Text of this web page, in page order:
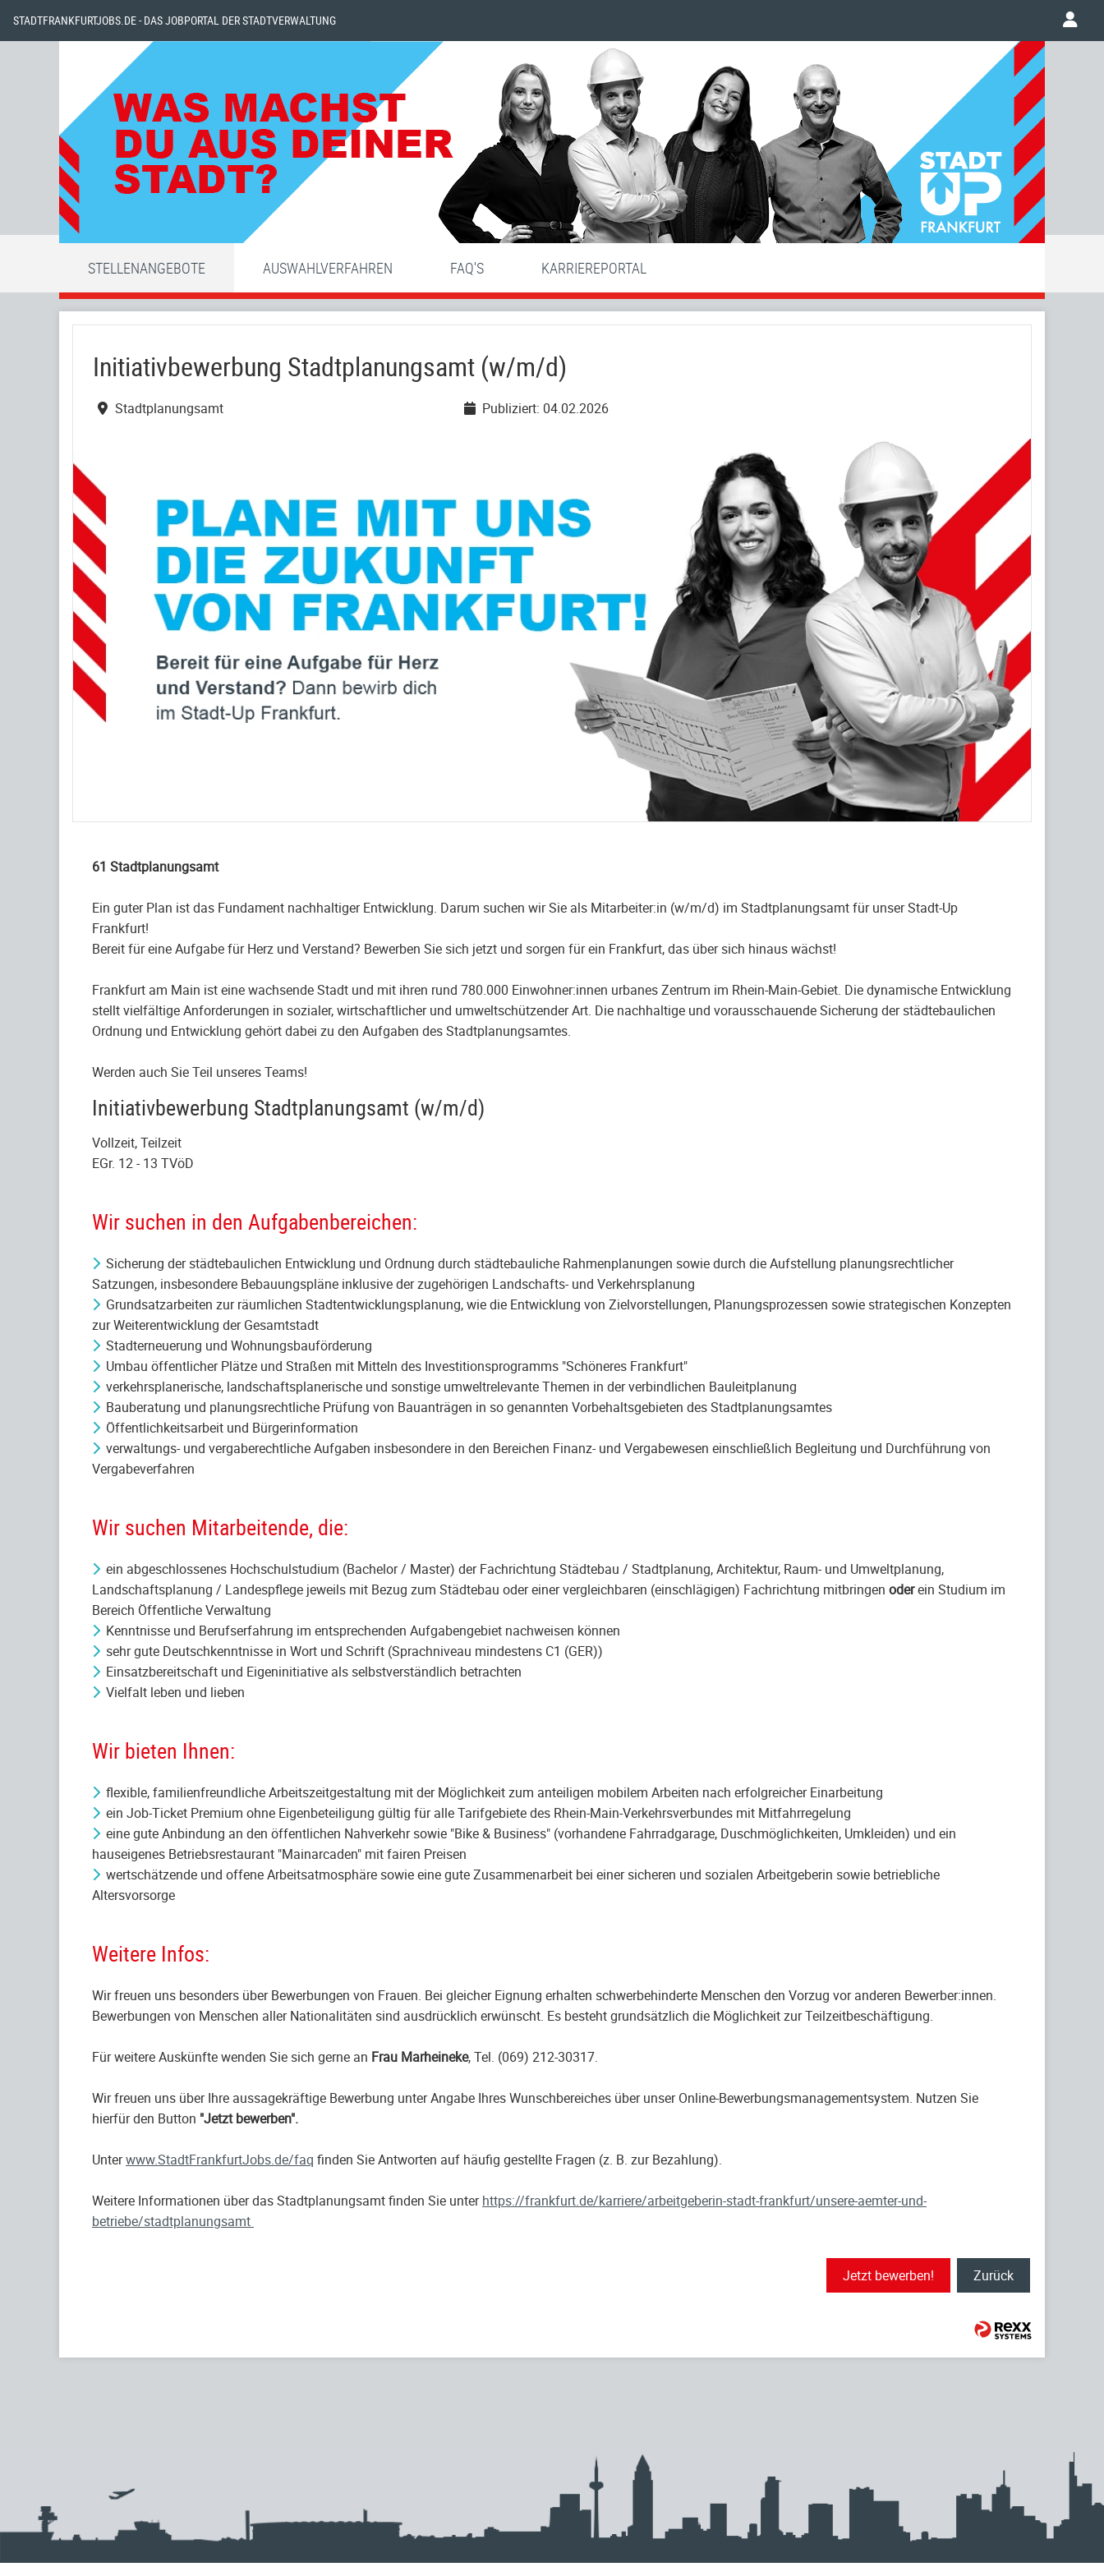
STADTFRANKFURTJOBS.DE - DAS JOBPORTAL DER STADTVERWALTUNG
STELLENANGEBOTE AUSWAHLVERFAHREN FAQ'S KARRIEREPORTAL
Initiativbewerbung Stadtplanungsamt (w/m/d)
Stadtplanungsamt Publiziert: 04.02.2026
61 Stadtplanungsamt
Ein guter Plan ist das Fundament nachhaltiger Entwicklung. Darum suchen wir Sie als Mitarbeiter:in (w/m/d) im Stadtplanungsamt für unser Stadt-Up
Frankfurt!
Bereit für eine Aufgabe für Herz und Verstand? Bewerben Sie sich jetzt und sorgen für ein Frankfurt, das über sich hinaus wächst!
Frankfurt am Main ist eine wachsende Stadt und mit ihren rund 780.000 Einwohner:innen urbanes Zentrum im Rhein-Main-Gebiet. Die dynamische Entwicklung
stellt vielfältige Anforderungen in sozialer, wirtschaftlicher und umweltschützender Art. Die nachhaltige und vorausschauende Sicherung der städtebaulichen
Ordnung und Entwicklung gehört dabei zu den Aufgaben des Stadtplanungsamtes.
Werden auch Sie Teil unseres Teams!
Initiativbewerbung Stadtplanungsamt (w/m/d)
Vollzeit, Teilzeit
EGr. 12 - 13 TVöD
Wir suchen in den Aufgabenbereichen:
Sicherung der städtebaulichen Entwicklung und Ordnung durch städtebauliche Rahmenplanungen sowie durch die Aufstellung planungsrechtlicher
Satzungen, insbesondere Bebauungspläne inklusive der zugehörigen Landschafts- und Verkehrsplanung
Grundsatzarbeiten zur räumlichen Stadtentwicklungsplanung, wie die Entwicklung von Zielvorstellungen, Planungsprozessen sowie strategischen Konzepten
zur Weiterentwicklung der Gesamtstadt
Stadterneuerung und Wohnungsbauförderung
Umbau öffentlicher Plätze und Straßen mit Mitteln des Investitionsprogramms "Schöneres Frankfurt"
verkehrsplanerische, landschaftsplanerische und sonstige umweltrelevante Themen in der verbindlichen Bauleitplanung
Bauberatung und planungsrechtliche Prüfung von Bauanträgen in so genannten Vorbehaltsgebieten des Stadtplanungsamtes
Öffentlichkeitsarbeit und Bürgerinformation
verwaltungs- und vergaberechtliche Aufgaben insbesondere in den Bereichen Finanz- und Vergabewesen einschließlich Begleitung und Durchführung von
Vergabeverfahren
Wir suchen Mitarbeitende, die:
ein abgeschlossenes Hochschulstudium (Bachelor / Master) der Fachrichtung Städtebau / Stadtplanung, Architektur, Raum- und Umweltplanung,
Landschaftsplanung / Landespflege jeweils mit Bezug zum Städtebau oder einer vergleichbaren (einschlägigen) Fachrichtung mitbringen oderein Studium im
Bereich Öffentliche Verwaltung
Kenntnisse und Berufserfahrung im entsprechenden Aufgabengebiet nachweisen können
sehr gute Deutschkenntnisse in Wort und Schrift (Sprachniveau mindestens C1 (GER))
Einsatzbereitschaft und Eigeninitiative als selbstverständlich betrachten
Vielfalt leben und lieben
Wir bieten Ihnen:
flexible, familienfreundliche Arbeitszeitgestaltung mit der Möglichkeit zum anteiligen mobilem Arbeiten nach erfolgreicher Einarbeitung
ein Job-Ticket Premium ohne Eigenbeteiligung gültig für alle Tarifgebiete des Rhein-Main-Verkehrsverbundes mit Mitfahrregelung
eine gute Anbindung an den öffentlichen Nahverkehr sowie "Bike & Business" (vorhandene Fahrradgarage, Duschmöglichkeiten, Umkleiden) und ein
hauseigenes Betriebsrestaurant "Mainarcaden" mit fairen Preisen
wertschätzende und offene Arbeitsatmosphäre sowie eine gute Zusammenarbeit bei einer sicheren und sozialen Arbeitgeberin sowie betriebliche
Altersvorsorge
Weitere Infos:
Wir freuen uns besonders über Bewerbungen von Frauen. Bei gleicher Eignung erhalten schwerbehinderte Menschen den Vorzug vor anderen Bewerber:innen.
Bewerbungen von Menschen aller Nationalitäten sind ausdrücklich erwünscht. Es besteht grundsätzlich die Möglichkeit zur Teilzeitbeschäftigung.
Für weitere Auskünfte wenden Sie sich gerne an Frau Marheineke, Tel. (069) 212-30317.
Wir freuen uns über Ihre aussagekräftige Bewerbung unter Angabe Ihres Wunschbereiches über unser Online-Bewerbungsmanagementsystem. Nutzen Sie
hierfür den Button "Jetzt bewerben".
Unterwww.StadtFrankfurtJobs.de/faq finden Sie Antworten auf häufig gestellte Fragen (z. B. zur Bezahlung).
Weitere Informationen über das Stadtplanungsamt finden Sie unterhttps://frankfurt.de/karriere/arbeitgeberin-stadt-frankfurt/unsere-aemter-und-
betriebe/stadtplanungsamt
Jetzt bewerben! Zurück